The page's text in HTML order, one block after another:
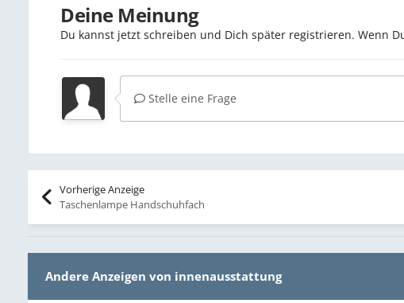
Deine Meinung
Du kannst jetzt schreiben und Dich später registrieren. Wenn
Stelle eine Frage
Vorherige Anzeige
Taschenlampe Handschuhfach
Andere Anzeigen von innenausstattung